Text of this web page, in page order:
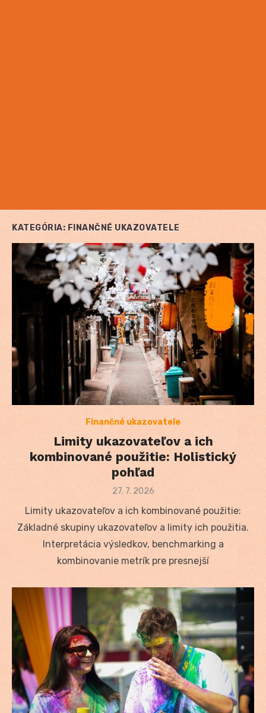
KATEGÓRIA: FINANČNÉ UKAZOVATELE
Finančné ukazovatele
Limity ukazovateľov a ich
kombinované použitie: Holistický
pohľad
Posted
27. 7. 2026
Limity ukazovateľov a ich kombinované použitie:
Základné skupiny ukazovateľov a limity ich použitia.
Interpretácia výsledkov, benchmarking a
kombinovanie metrík pre presnejší